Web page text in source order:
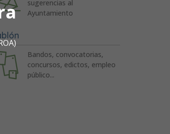
sugerencias al
Ayuntamiento
Bandos, convocatorias,
concursos, edictos, empleo
público...